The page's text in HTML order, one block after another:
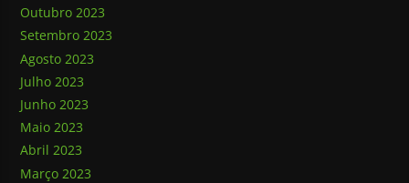
Outubro 2023
Setembro 2023
Agosto 2023
Julho 2023
Junho 2023
Maio 2023
Abril 2023
Março 2023